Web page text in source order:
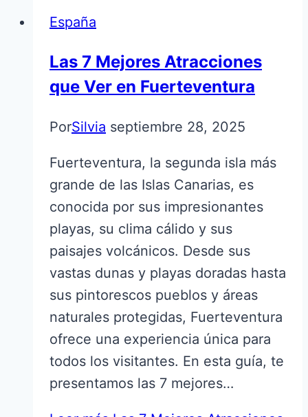
España
Las 7 Mejores Atracciones
que Ver en Fuerteventura
PorSilvia septiembre 28, 2025
Fuerteventura, la segunda isla más
grande de las Islas Canarias, es
conocida por sus impresionantes
playas, su clima cálido y sus
paisajes volcánicos. Desde sus
vastas dunas y playas doradas hasta
sus pintorescos pueblos y áreas
naturales protegidas, Fuerteventura
ofrece una experiencia única para
todos los visitantes. En esta guía, te
presentamos las 7 mejores…